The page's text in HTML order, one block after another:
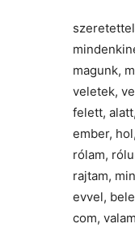
magunk,
veletek,
felett,
ember,
rólam,
rajtam,
evvel,
com,